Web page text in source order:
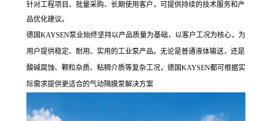
针对工程项目、批量采购、长期使用客户，可提供持续的技术服务和产
品优化建议。
德国KAYSEN泵业始终坚持以产品质量为基础，以客户工况为核心，为
用户提供稳定、耐用、实用的工业泵产品。无论是普通液体输送，还是
酸碱腐蚀、颗粒杂质、粘稠介质等复杂工况，德国KAYSEN都可根据实
际需求提供更适合的气动隔膜泵解决方案